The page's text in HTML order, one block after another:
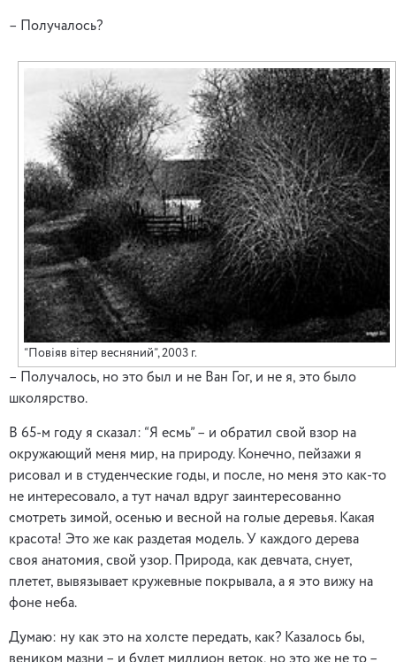
– Получалось?
“Повіяв вітер весняний”, 2003 г.
– Получалось, но это был и не Ван Гог, и не я, это было
школярство.
В 65-м году я сказал: “Я есмь” – и обратил свой взор на
окружающий меня мир, на природу. Конечно, пейзажи я
рисовал и в студенческие годы, и после, но меня это как-то
не интересовало, а тут начал вдруг заинтересованно
смотреть зимой, осенью и весной на голые деревья. Какая
красота! Это же как раздетая модель. У каждого дерева
своя анатомия, свой узор. Природа, как девчата, снует,
плетет, вывязывает кружевные покрывала, а я это вижу на
фоне неба.
Думаю: ну как это на холсте передать, как? Казалось бы,